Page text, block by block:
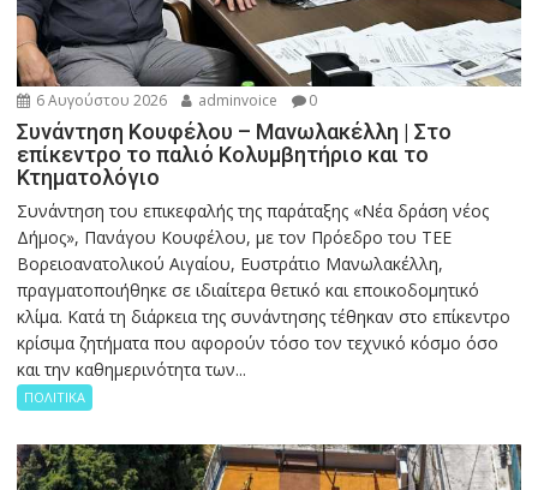
6 Αυγούστου 2026 adminvoice 0
Συνάντηση Κουφέλου – Μανωλακέλλη | Στο
επίκεντρο το παλιό Κολυμβητήριο και το
Κτηματολόγιο
Συνάντηση του επικεφαλής της παράταξης «Νέα δράση νέος
Δήμος», Πανάγου Κουφέλου, με τον Πρόεδρο του ΤΕΕ
Βορειοανατολικού Αιγαίου, Ευστράτιο Μανωλακέλλη,
πραγματοποιήθηκε σε ιδιαίτερα θετικό και εποικοδομητικό
κλίμα. Κατά τη διάρκεια της συνάντησης τέθηκαν στο επίκεντρο
κρίσιμα ζητήματα που αφορούν τόσο τον τεχνικό κόσμο όσο
και την καθημερινότητα των...
ΠΟΛΙΤΙΚΑ